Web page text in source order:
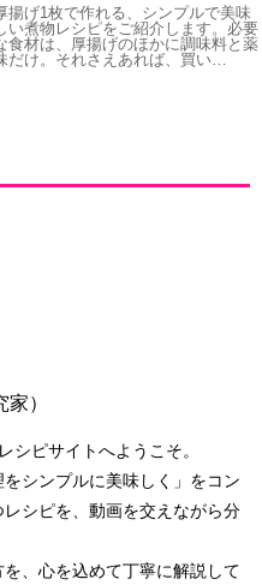
揚げ1枚で作れる、シンプルで美味
い煮物レシピをご紹介します。必要
食材は、厚揚げのほかに調味料と薬
だけ。それさえあれば、買い…
家）
シピサイトへようこそ。
シンプルに美味しく」をコン
シピを、動画を交えながら分
、心を込めて丁寧に解説して